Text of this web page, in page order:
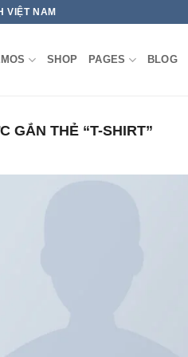
VIỆT NAM
SHOP PAGES BLOG
GẮN THẺ “T-SHIRT”